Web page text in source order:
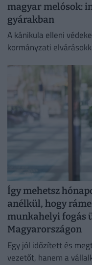
magyar melósok:
gyárakban
A kánikula elleni
kormányzati
Így mehetsz
anélkül, hogy
munkahelyi fogás
Magyarországon
Egy jól időzített és
vezetőt, hanem a